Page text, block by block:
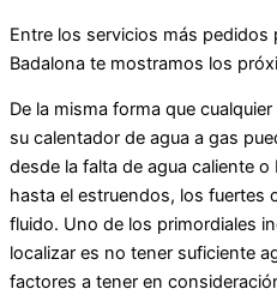
Entre los servicios más
Badalona te mostramos los
De la misma forma que
su calentador de agua a gas
desde la falta de agua caliente
hasta el estruendos, los fuertes
fluido. Uno de los primordiales
localizar es no tener suficiente
factores a tener en